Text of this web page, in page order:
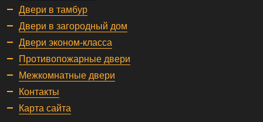
Двери в тамбур
Двери в загородный дом
Двери эконом-класса
Противопожарные двери
Межкомнатные двери
Контакты
Карта сайта